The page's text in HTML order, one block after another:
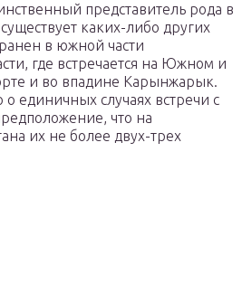
представитель рода в
каких-либо других
в южной части
где встречается на Южном и
и во впадине Карынжарык.
о единичных случаях встречи с
что на
их не более двух-трех